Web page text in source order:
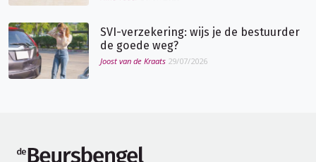
SVI-verzekering: wijs je de bestuurder
de goede weg?
Joost van de Kraats 29/07/2026